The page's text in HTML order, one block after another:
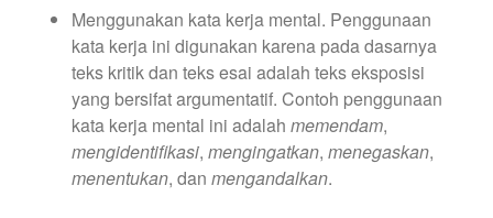
Menggunakan kata kerja mental. Penggunaan
kata kerja ini digunakan karena pada dasarnya
teks kritik dan teks esai adalah teks eksposisi
yang bersifat argumentatif. Contoh penggunaan
kata kerja mental ini adalah memendam,
mengidentifikasi, mengingatkan, menegaskan,
menentukan, dan mengandalkan.